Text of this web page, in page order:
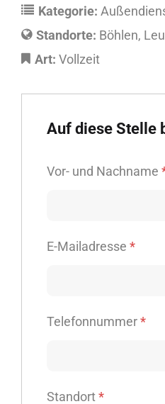
Kategorie:
Standorte: Böhlen
Art: Vollzeit
Auf diese Stelle
Vor- und Nachname
E-Mailadresse *
Telefonnummer*
Standort*